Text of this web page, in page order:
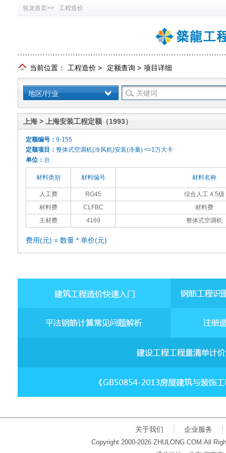
筑龙首页>> 工程造价
当前位置： 工程造价 > 定额查询 > 项目详细
地区/行业
上海 > 上海安装工程定额（1993）
定额编号： 9-155
定额项目： 整体式空调机(冷风机)安装(冷量) <=1万大卡
单位： 台
材料类别 材料编号 材料名称
人工费 RG45
综合人工 4.5级
材料费
CLFBC
材料费
主材费
4169 整体式空调机
费用(元) = 数量 * 单价(元)
关于我们 企业服务
Copyright 2000-2026 ZHULONG.COM.All